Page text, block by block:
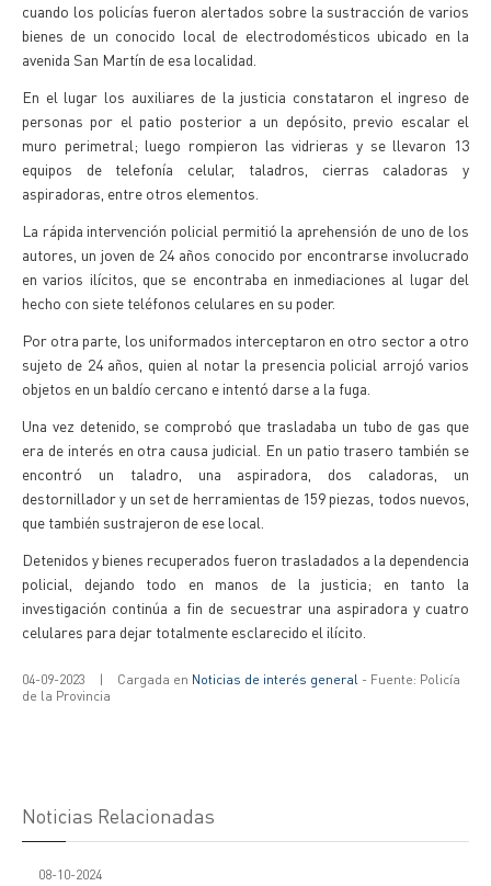
cuando los policías fueron alertados sobre la sustracción de varios
bienes de un conocido local de electrodomésticos ubicado en la
avenida San Martín de esa localidad.
En el lugar los auxiliares de la justicia constataron el ingreso de
personas por el patio posterior a un depósito, previo escalar el
muro perimetral; luego rompieron las vidrieras y se llevaron 13
equipos de telefonía celular, taladros, cierras caladoras y
aspiradoras, entre otros elementos.
La rápida intervención policial permitió la aprehensión de uno de los
autores, un joven de 24 años conocido por encontrarse involucrado
en varios ilícitos, que se encontraba en inmediaciones al lugar del
hecho con siete teléfonos celulares en su poder.
Por otra parte, los uniformados interceptaron en otro sector a otro
sujeto de 24 años, quien al notar la presencia policial arrojó varios
objetos en un baldío cercano e intentó darse a la fuga.
Una vez detenido, se comprobó que trasladaba un tubo de gas que
era de interés en otra causa judicial. En un patio trasero también se
encontró un taladro, una aspiradora, dos caladoras, un
destornillador y un set de herramientas de 159 piezas, todos nuevos,
que también sustrajeron de ese local.
Detenidos y bienes recuperados fueron trasladados a la dependencia
policial, dejando todo en manos de la justicia; en tanto la
investigación continúa a fin de secuestrar una aspiradora y cuatro
celulares para dejar totalmente esclarecido el ilícito.
04-09-2023 | Cargada en Noticias de interés general - Fuente: Policía
de la Provincia
Noticias Relacionadas
08-10-2024